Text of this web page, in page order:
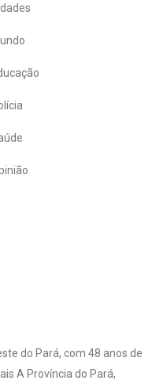
do Pará, com 48 anos de
A Província do Pará,